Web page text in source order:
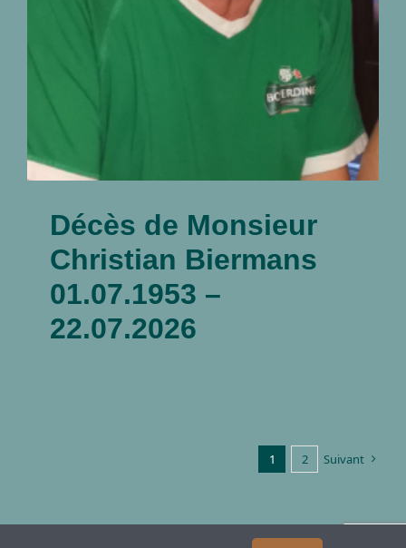
Décès de Monsieur
Christian Biermans
01.07.1953 –
22.07.2026
1 2 Suivant